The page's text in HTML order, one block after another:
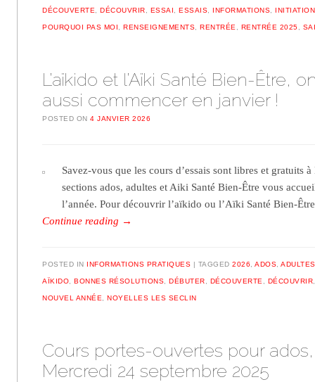
DÉCOUVERTE ,DÉCOUVRIR ESSAI ,ESSAIS INFORMATIONS INITIATION
POURQUOI PAS MOI ,RENSEIGNEMENTS ,RENTRÉE RENTRÉE 2025
L’aïkido et l’Aïki Santé Bien-Être,
aussi commencer en janvier !
POSTED ON4 JANVIER 2026
Savez-vous que les cours d’essais sont libres et gratuits
sections ados, adultes et Aiki Santé Bien-Être vous
l’année. Pour découvrir l’aïkido ou l’Aïki Santé Bien-
Continue reading →
POSTED IN INFORMATIONS PRATIQUES TAGGED2026 ,ADOS ,ADULTES
AÏKIDO ,BONNES RÉSOLUTIONS ,DÉBUTER DÉCOUVERTE DÉCOUVRIR
NOUVEL ANNÉE ,NOYELLES LES SECLIN
Cours portes-ouvertes pour ados,
Mercredi 24 septembre 2025